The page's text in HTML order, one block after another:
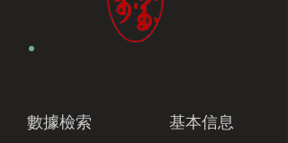
數據檢索 基本信息